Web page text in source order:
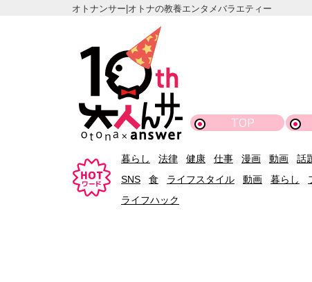
オトナンサー|オトナの教養エンタメバラエティー
TOP
暮らし 法律 健康 仕事 漫画 動画 話
SNS
食 ライフスタイル 動画 暮らし
ライフハック